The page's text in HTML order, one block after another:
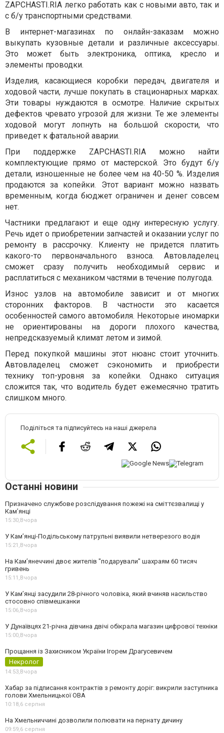
ZAPCHASTI.RIA легко работать как с новыми авто, так и
с б/у транспортными средствами.
В интернет-магазинах по онлайн-заказам можно
выкупать кузовные детали и различные аксессуары.
Это может быть электроника, оптика, кресло и
элементы проводки.
Изделия, касающиеся коробки передач, двигателя и
ходовой части, лучше покупать в стационарных марках.
Эти товары нуждаются в осмотре. Наличие скрытых
дефектов чревато угрозой для жизни. Те же элементы
ходовой могут лопнуть на большой скорости, что
приведет к фатальной аварии.
При поддержке ZAPCHASTI.RIA можно найти
комплектующие прямо от мастерской. Это будут б/у
детали, изношенные не более чем на 40-50 %. Изделия
продаются за копейки. Этот вариант можно назвать
временным, когда бюджет ограничен и денег совсем
нет.
Частники предлагают и еще одну интересную услугу.
Речь идет о приобретении запчастей и оказании услуг по
ремонту в рассрочку. Клиенту не придется платить
какого-то первоначального взноса. Автовладелец
сможет сразу получить необходимый сервис и
расплатиться с механиком частями в течение полугода.
Износ узлов на автомобиле зависит и от многих
сторонних факторов. В частности это касается
особенностей самого автомобиля. Некоторые иномарки
не ориентированы на дороги плохого качества,
непредсказуемый климат летом и зимой.
Перед покупкой машины этот нюанс стоит уточнить.
Автовладелец сможет сэкономить и приобрести
технику топ-уровня за копейки. Однако ситуация
сложится так, что водитель будет ежемесячно тратить
слишком много.
Поділіться та підписуйтесь на наші джерела
Останні новини
Призначено службове розслідування пожежі на сміттєзвалищі у
Кам’янці
15:30,Вчора
У Кам’янці-Подільському патрульні виявили нетверезого водія
15:21,Вчора
На Камʼянеччині двоє жителів "подарували" шахраям 60 тисяч
гривень
15:11,Вчора
У Камʼянці засудили 28-річного чоловіка, який вчиняв насильство
стосовно співмешканки
15:06,Вчора
У Дунаївцях 21-річна дівчина двічі обікрала магазин цифрової техніки
15:00,Вчора
Прощання із Захисником України Ігорем Драгусевичем
Некролог
14:53,Вчора
Хабар за підписання контрактів з ремонту доріг: викрили заступника
голови Хмельницької ОВА
10:18,6 серпня
На Хмельниччині дозволили полювати на пернату дичину
09:59,6 серпня